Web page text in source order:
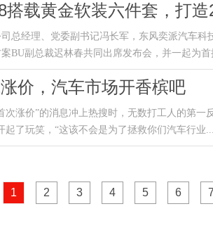
搭载黄金软装六件套，打
总经理、党委副书记冯长军，东风奕派汽车
BU副总裁迟林春共同出席发布会，并一起为
涨价，汽车市场开香槟吧
次涨价”的消息冲上热搜时，无数打工人的第
起了玩笑，“这该不会是为了拯救你们汽车行业
1 2 3 4 5 6